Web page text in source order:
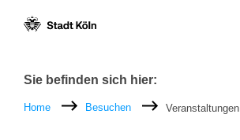
Breadcrumb
Sie befinden sich hier:
Home Besuchen Veranstaltungen